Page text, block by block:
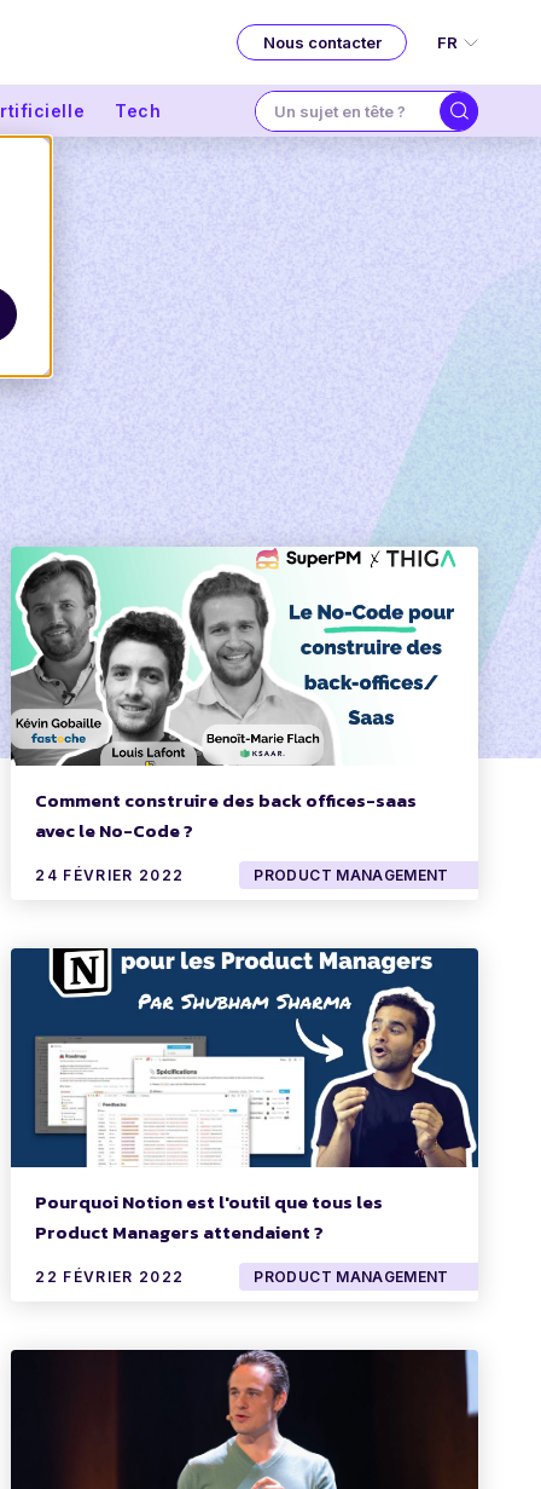
Nous contacter FR
Tech
Comment construire des back offices-saas
avec le No-Code ?
24 FÉVRIER 2022 PRODUCT MANAGEMENT
Pourquoi Notion est l'outil que tous les
Product Managers attendaient ?
22 FÉVRIER 2022 PRODUCT MANAGEMENT